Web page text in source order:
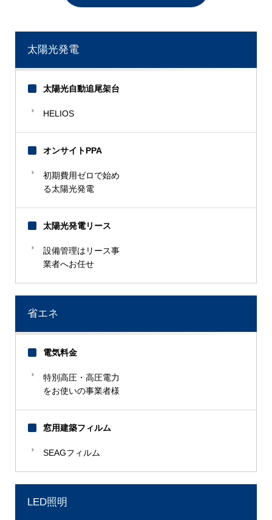
太陽光発電
太陽光自動追尾架台
HELIOS
オンサイトPPA
初期費用ゼロで始め
る太陽光発電
太陽光発電リース
設備管理はリース事
業者へお任せ
省エネ
電気料金
特別高圧・高圧電力
をお使いの事業者様
窓用建築フィルム
SEAGフィルム
LED照明